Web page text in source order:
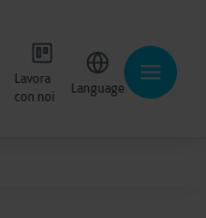
Lavora
con noi
Language